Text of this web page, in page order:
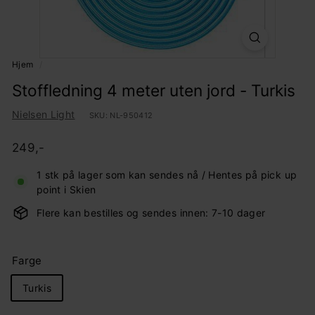
Hjem
Stoffledning 4 meter uten jord - Turkis
Nielsen Light SKU: NL-950412
Pris
Ordinær
249,-
1 stk på lager som kan sendes nå / Hentes på pick up
point i Skien
Flere kan bestilles og sendes innen: 7-10 dager
Farge
Turkis